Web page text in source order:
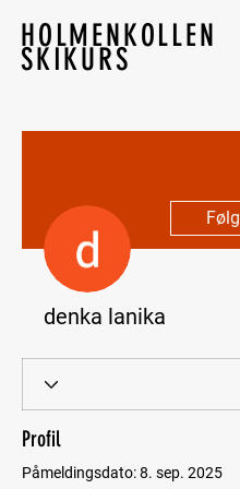
HOLMENKOLLEN
SKIKURS
Følg
denka lanika
Profil
Påmeldingsdato: 8. sep. 2025